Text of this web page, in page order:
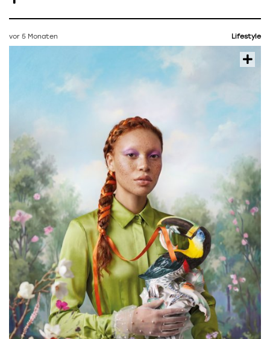
vor 5 Monaten Lifestyle